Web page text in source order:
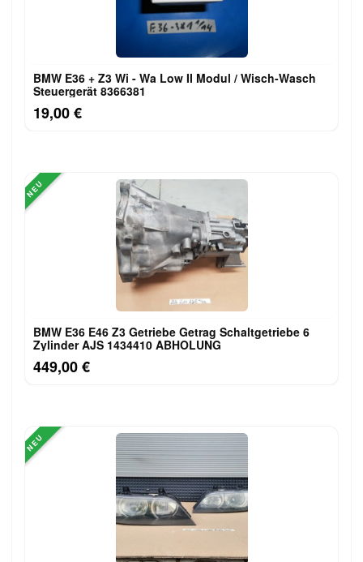
BMW E36 + Z3 Wi - Wa Low II Modul / Wisch-Wasch
Steuergerät 8366381
19,00 €
NEU
BMW E36 E46 Z3 Getriebe Getrag Schaltgetriebe 6
Zylinder AJS 1434410 ABHOLUNG
449,00 €
NEU